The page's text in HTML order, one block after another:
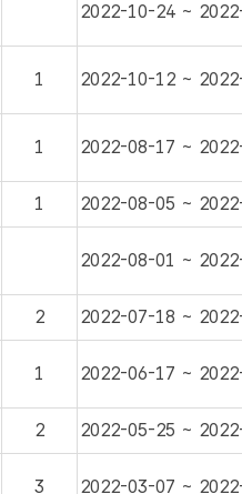
2022-10-24 ~
1 2022-10-12 ~
1 2022-08-17 ~
1 2022-08-05 ~
2022-08-01 ~
2 2022-07-18 ~
1 2022-06-17 ~
2 2022-05-25 ~
3 2022-03-07 ~